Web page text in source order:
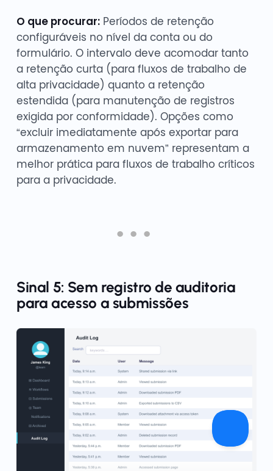
O que procurar:Períodos de retenção
configuráveis no nível da conta ou do
formulário. O intervalo deve acomodar tanto
a retenção curta (para fluxos de trabalho de
alta privacidade) quanto a retenção
estendida (para manutenção de registros
exigida por conformidade). Opções como
“excluir imediatamente após exportar para
armazenamento em nuvem” representam a
melhor prática para fluxos de trabalho críticos
para a privacidade.
Sinal 5: Sem registro de auditoria
para acesso a submissões